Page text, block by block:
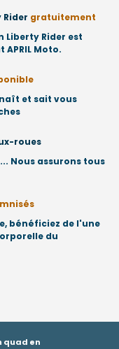
gratuitement
Rider est
Moto.
et sait vous
roues
Nous assurons tous
bénéficiez de l'une
du
quad en